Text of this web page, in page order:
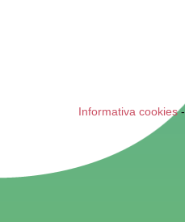
Informativa cookies-